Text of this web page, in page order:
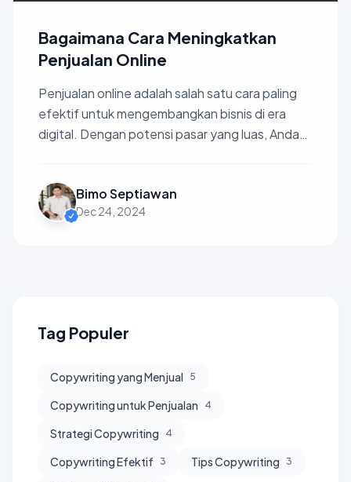
Bagaimana Cara Meningkatkan
Penjualan Online
Penjualan online adalah salah satu cara paling
efektif untuk mengembangkan bisnis di era
digital. Dengan potensi pasar yang luas, Anda
Bimo Septiawan
Dec 24, 2024
Tag Populer
Copywriting yang Menjual 5
Copywriting untuk Penjualan 4
Strategi Copywriting 4
Copywriting Efektif 3 Tips Copywriting 3